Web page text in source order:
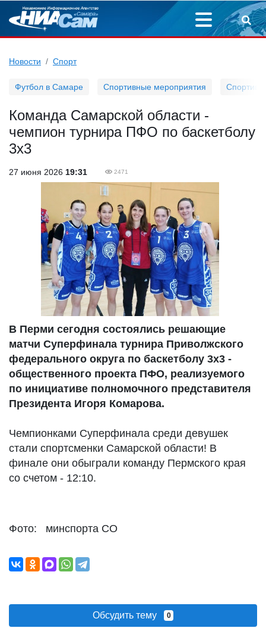
Новости Спорт
Футбол в Самаре Спортивные мероприятия
Команда Самарской области -
чемпион турнира ПФО по баскетболу
3х3
27 июня 2026 19:31 2471
В Перми сегодня состоялись решающие
матчи Суперфинала турнира Приволжского
федерального округа по баскетболу 3х3 -
общественного проекта ПФО, реализуемого
по инициативе полномочного представителя
Президента Игоря Комарова.
Чемпионками Суперфинала среди девушек
стали спортсменки Самарской области! В
финале они обыграли команду Пермского края
со счетом - 12:10.
Фото: минспорта СО
Обсудить тему 0